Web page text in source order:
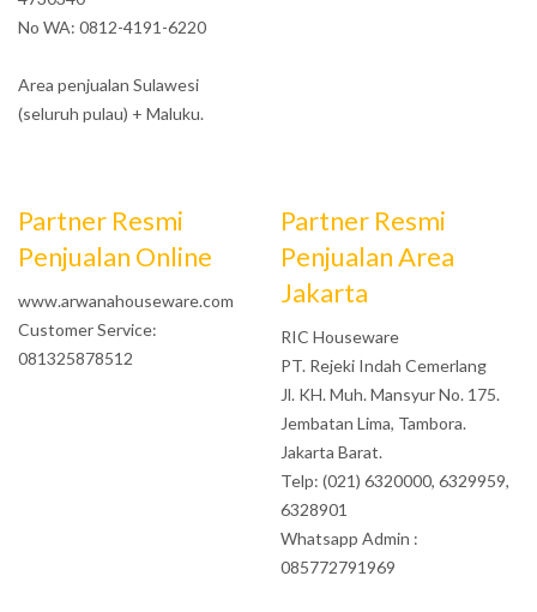
No WA: 0812-4191-6220
Area penjualan Sulawesi
(seluruh pulau) + Maluku.
Partner Resmi
Penjualan Online
www.arwanahouseware.com
Customer Service:
081325878512
Partner Resmi
Penjualan Area
Jakarta
RIC Houseware
PT. Rejeki Indah Cemerlang
Jl. KH. Muh. Mansyur No. 175.
Jembatan Lima, Tambora.
Jakarta Barat.
Telp: (021) 6320000, 6329959,
6328901
Whatsapp Admin :
085772791969